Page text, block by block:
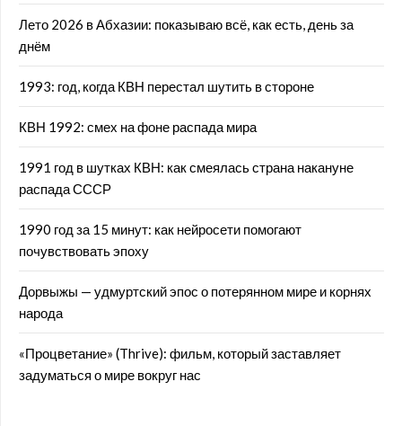
Лето 2026 в Абхазии: показываю всё, как есть, день за
днём
1993: год, когда КВН перестал шутить в стороне
КВН 1992: смех на фоне распада мира
1991 год в шутках КВН: как смеялась страна накануне
распада СССР
1990 год за 15 минут: как нейросети помогают
почувствовать эпоху
Дорвыжы — удмуртский эпос о потерянном мире и корнях
народа
«Процветание» (Thrive): фильм, который заставляет
задуматься о мире вокруг нас